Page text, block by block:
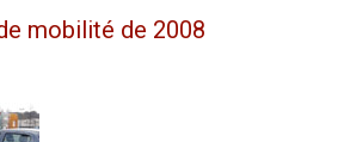
mobilité de 2008